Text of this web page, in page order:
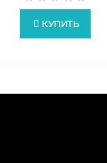
КУПИТЬ